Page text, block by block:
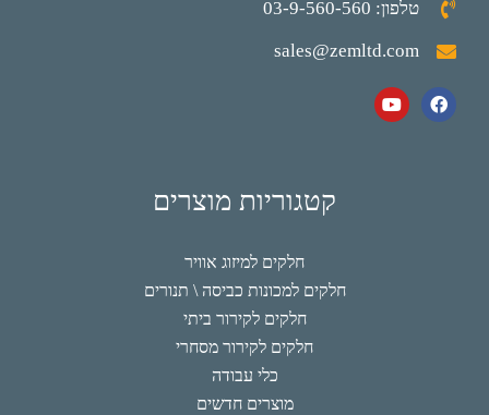
טלפון: 03-9-560-560
sales@zemltd.com
קטגוריות מוצרים
חלקים למיזוג אוויר
חלקים למכונות כביסה \ תנורים
חלקים לקירור ביתי
חלקים לקירור מסחרי
כלי עבודה
מוצרים חדשים